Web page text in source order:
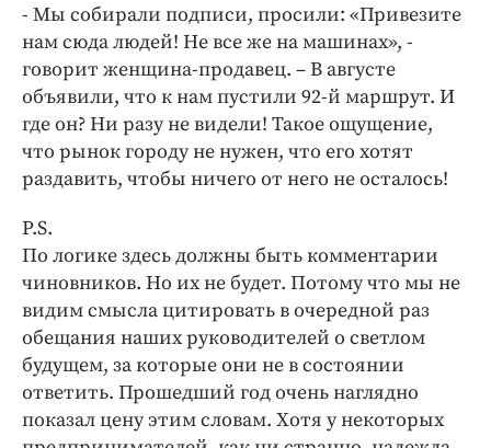
- Мы собирали подписи, просили: «Привезите
нам сюда людей! Не все же на машинах», -
говорит женщина-продавец. – В августе
объявили, что к нам пустили 92-й маршрут. И
где он? Ни разу не видели! Такое ощущение,
что рынок городу не нужен, что его хотят
раздавить, чтобы ничего от него не осталось!
P.S.
По логике здесь должны быть комментарии
чиновников. Но их не будет. Потому что мы не
видим смысла цитировать в очередной раз
обещания наших руководителей о светлом
будущем, за которые они не в состоянии
ответить. Прошедший год очень наглядно
показал цену этим словам. Хотя у некоторых